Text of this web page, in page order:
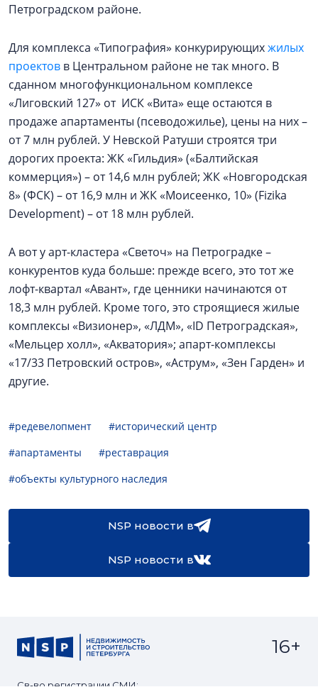
Петроградском районе.
Для комплекса «Типография» конкурирующихжилых
проектов в Центральном районе не так много. В
сданном многофункциональном комплексе
«Лиговский 127» от ИСК «Вита» еще остаются в
продаже апартаменты (псеводожилье), цены на них –
от 7 млн рублей. У Невской Ратуши строятся три
дорогих проекта: ЖК «Гильдия» («Балтийская
коммерция») – от 14,6 млн рублей; ЖК «Новгородская
8» (ФСК) – от 16,9 млн и ЖК «Моисеенко, 10» (Fizika
Development) – от 18 млн рублей.
А вот у арт-кластера «Светоч» на Петроградке –
конкурентов куда больше: прежде всего, это тот же
лофт-квартал «Авант», где ценники начинаются от
18,3 млн рублей. Кроме того, это строящиеся жилые
комплексы «Визионер», «ЛДМ», «ID Петроградская»,
«Мельцер холл», «Акватория»; апарт-комплексы
«17/33 Петровский остров», «Аструм», «Зен Гарден» и
другие.
#редевелопмент
#исторический центр
#апартаменты
#реставрация
#объекты культурного наследия
NSP новости в
NSP новости в
Св-во регистрации СМИ:
16+